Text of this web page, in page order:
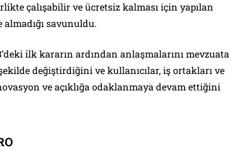
çalışabilir ve ücretsiz kalması için yapılan
almadığı savunuldu.
ilk kararın ardından anlaşmalarını mevzuata
değiştirdiğini ve kullanıcılar, iş ortakları ve
ve açıklığa odaklanmaya devam ettiğini